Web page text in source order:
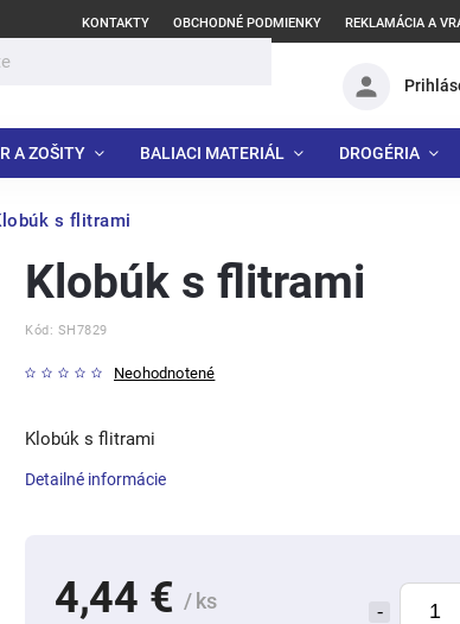
KONTAKTY OBCHODNÉ PODMIENKY REKLAMÁCIA A
A ZOŠITY BALIACI MATERIÁL DROGÉRIA
s flitrami
4,44 € / ks
Klobúk s flitrami
Kód: SH7829
Neohodnotené
Klobúk s flitrami
Detailné informácie